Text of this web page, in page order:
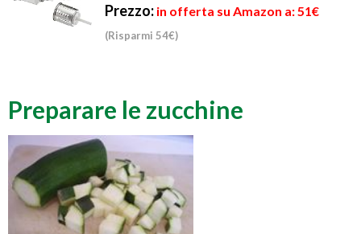
Prezzo: in offerta su Amazon a: 51€
(Risparmi 54€)
Preparare le zucchine